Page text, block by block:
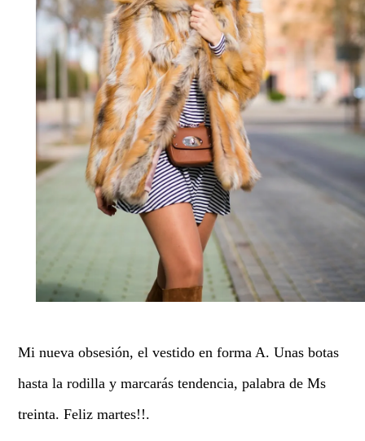
Mi nueva obsesión, el vestido en forma A. Unas botas
hasta la rodilla y marcarás tendencia, palabra de Ms
treinta. Feliz martes!!.